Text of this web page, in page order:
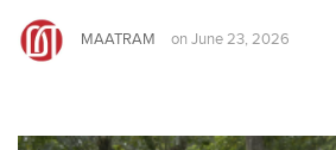
MAATRAM on June 23, 2026